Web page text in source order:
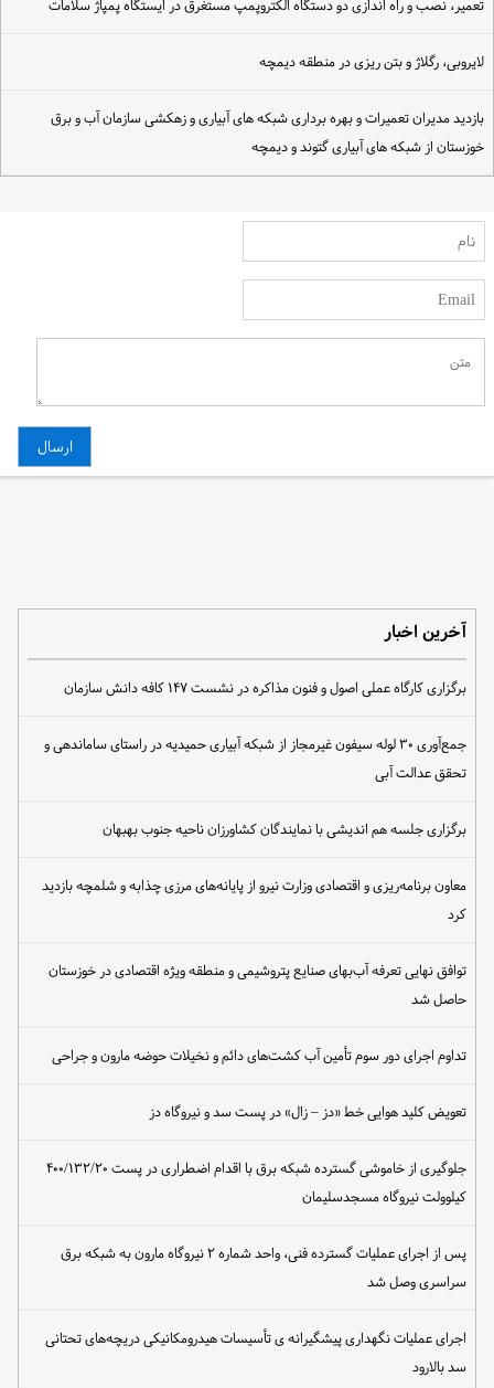
تعمیر، نصب و راه اندازی دو دستگاه الکتروپمپ مستغرق در ایستگاه پمپاژ سلامات
لایروبی، رگلاژ و بتن ریزی در منطقه دیمچه
بازدید مدیران تعمیرات و بهره برداری شبکه های آبیاری و زهکشی سازمان آب و برق
خوزستان از شبکه های آبیاری گتوند و دیمچه
آخرین اخبار
برگزاری کارگاه عملی اصول و فنون مذاکره در نشست ۱۴۷ کافه دانش سازمان
جمع‌آوری ۳۰ لوله سیفون غیرمجاز از شبکه آبیاری حمیدیه در راستای ساماندهی و
تحقق عدالت آبی
برگزاری جلسه هم اندیشی با نمایندگان کشاورزان ناحیه جنوب بهبهان
معاون برنامه‌ریزی و اقتصادی وزارت نیرو از پایانه‌های مرزی چذابه و شلمچه بازدید
کرد
توافق نهایی تعرفه آب‌بهای صنایع پتروشیمی و منطقه ویژه اقتصادی در خوزستان
حاصل شد
تداوم اجرای دور سوم تأمین آب کشت‌های دائم و نخیلات حوضه مارون و جراحی
تعویض کلید هوایی خط «دز – زال» در پست سد و نیروگاه دز
جلوگیری از خاموشی گسترده شبکه برق با اقدام اضطراری در پست ۴۰۰/۱۳۲/۲۰
کیلوولت نیروگاه مسجدسلیمان
پس از اجرای عملیات گسترده فنی، واحد شماره ۲ نیروگاه مارون به شبکه برق
سراسری وصل شد
اجرای عملیات نگهداری پیشگیرانه ی تأسیسات هیدرومکانیکی دریچه‌های تحتانی
سد بالارود